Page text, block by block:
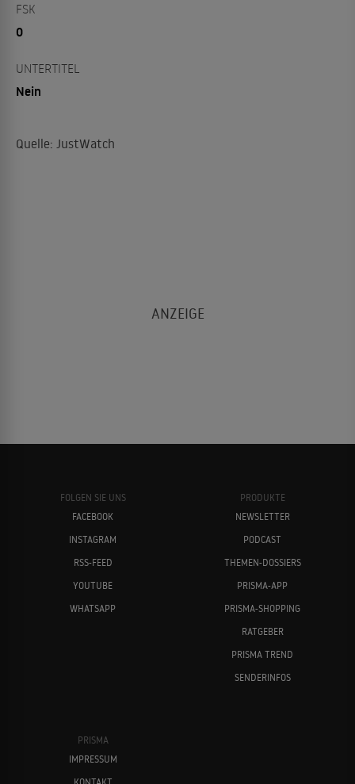
FSK
0
UNTERTITEL
Nein
Quelle: JustWatch
FOLGEN SIE UNS
FACEBOOK
INSTAGRAM
RSS-FEED
YOUTUBE
WHATSAPP
PRODUKTE
NEWSLETTER
PODCAST
THEMEN-DOSSIERS
PRISMA-APP
PRISMA-SHOPPING
RATGEBER
PRISMA TREND
SENDERINFOS
PRISMA
IMPRESSUM